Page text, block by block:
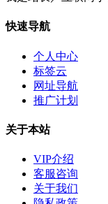
快速导航
个人中心
标签云
网址导航
推广计划
关于本站
VIP介绍
客服咨询
关于我们